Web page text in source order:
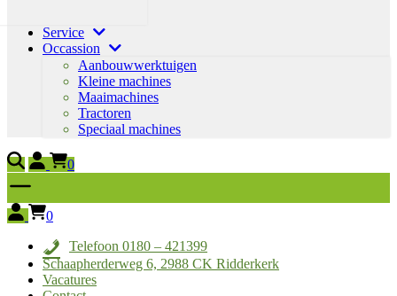
Service
Occassion
Aanbouwwerktuigen
Kleine machines
Maaimachines
Tractoren
Speciaal machines
0
0
Telefoon 0180 – 421399
Schaapherderweg 6, 2988 CK Ridderkerk
Vacatures